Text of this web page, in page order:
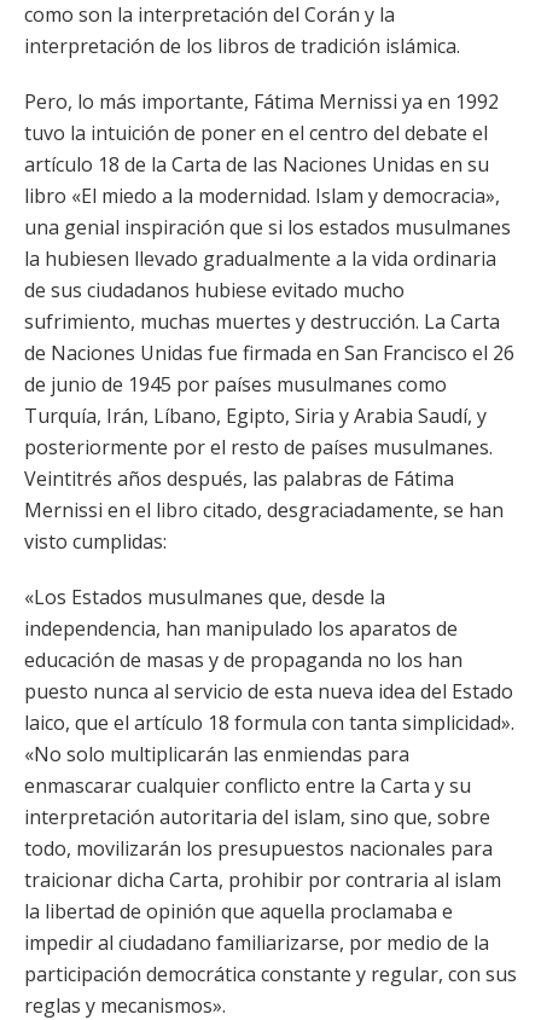
como son la interpretación del Corán y la
interpretación de los libros de tradición islámica.
Pero, lo más importante, Fátima Mernissi ya en 1992
tuvo la intuición de poner en el centro del debate el
artículo 18 de la Carta de las Naciones Unidas en su
libro «El miedo a la modernidad. Islam y democracia»,
una genial inspiración que si los estados musulmanes
la hubiesen llevado gradualmente a la vida ordinaria
de sus ciudadanos hubiese evitado mucho
sufrimiento, muchas muertes y destrucción. La Carta
de Naciones Unidas fue firmada en San Francisco el 26
de junio de 1945 por países musulmanes como
Turquía, Irán, Líbano, Egipto, Siria y Arabia Saudí, y
posteriormente por el resto de países musulmanes.
Veintitrés años después, las palabras de Fátima
Mernissi en el libro citado, desgraciadamente, se han
visto cumplidas:
«Los Estados musulmanes que, desde la
independencia, han manipulado los aparatos de
educación de masas y de propaganda no los han
puesto nunca al servicio de esta nueva idea del Estado
laico, que el artículo 18 formula con tanta simplicidad».
«No solo multiplicarán las enmiendas para
enmascarar cualquier conflicto entre la Carta y su
interpretación autoritaria del islam, sino que, sobre
todo, movilizarán los presupuestos nacionales para
traicionar dicha Carta, prohibir por contraria al islam
la libertad de opinión que aquella proclamaba e
impedir al ciudadano familiarizarse, por medio de la
participación democrática constante y regular, con sus
reglas y mecanismos».